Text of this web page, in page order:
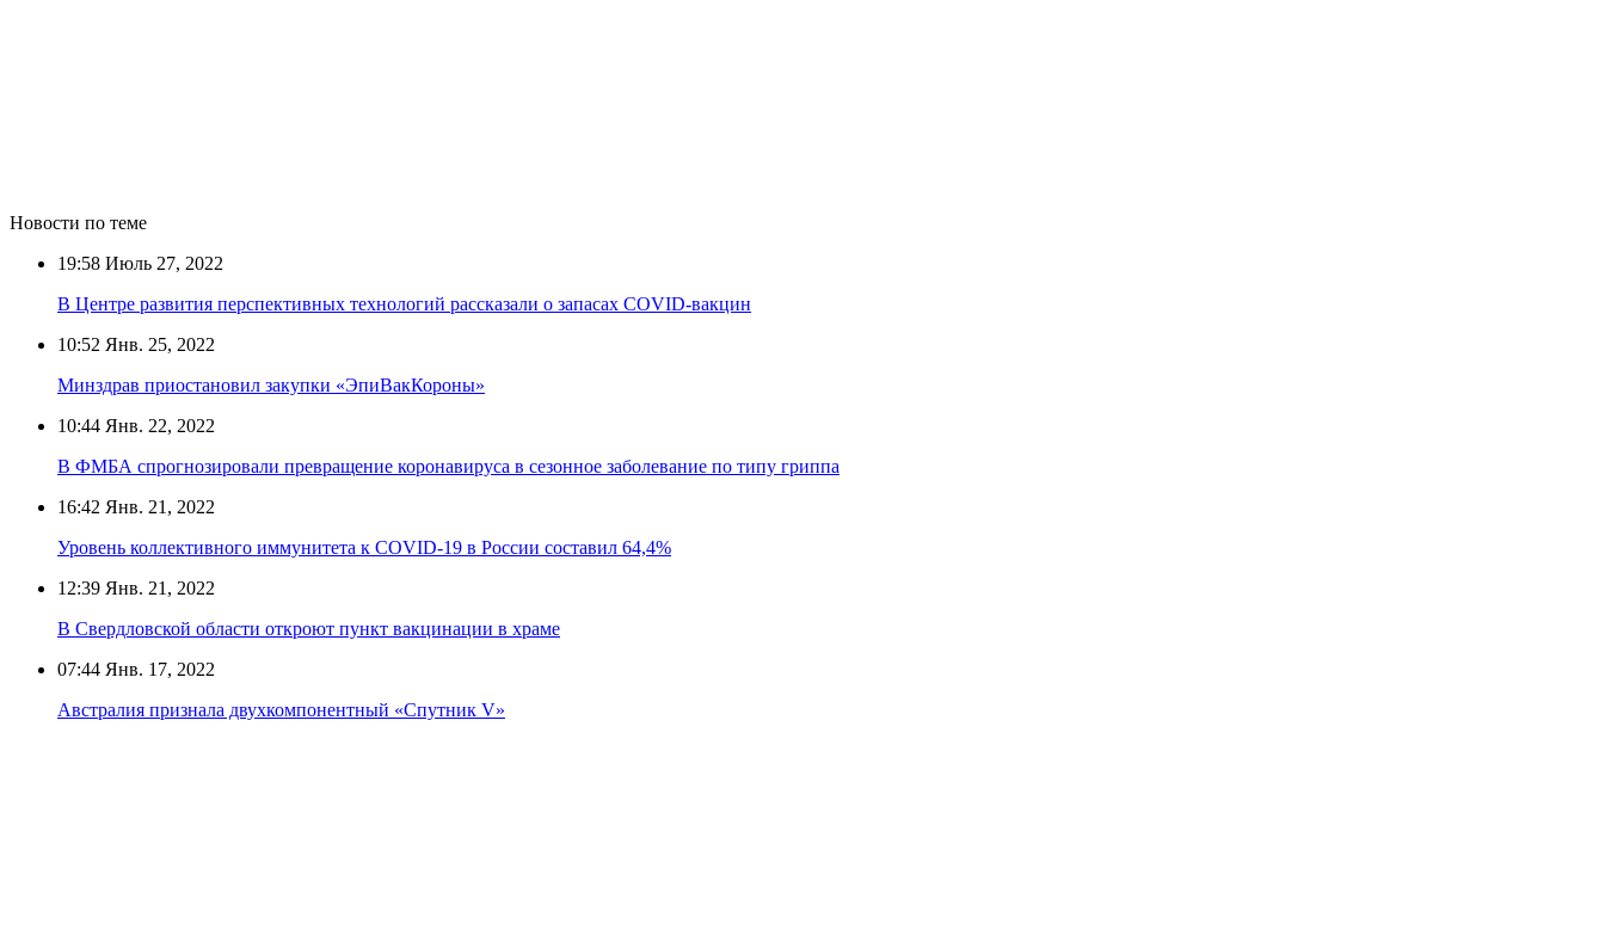
Новости по теме
19:58 Июль 27, 2022
В Центре развития перспективных технологий рассказали о запасах COVID-вакцин
10:52 Янв. 25, 2022
Минздрав приостановил закупки «ЭпиВакКороны»
10:44 Янв. 22, 2022
В ФМБА спрогнозировали превращение коронавируса в сезонное заболевание по типу гриппа
16:42 Янв. 21, 2022
Уровень коллективного иммунитета к COVID-19 в России составил 64,4%
12:39 Янв. 21, 2022
В Свердловской области откроют пункт вакцинации в храме
07:44 Янв. 17, 2022
Австралия признала двухкомпонентный «Спутник V»